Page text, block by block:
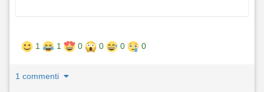
1 1 0 0 0 0
1 commenti